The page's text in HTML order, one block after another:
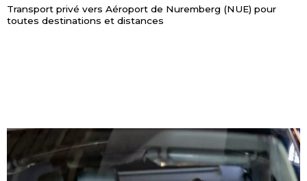
Transport privé vers Aéroport de Nuremberg (NUE) pour
toutes destinations et distances